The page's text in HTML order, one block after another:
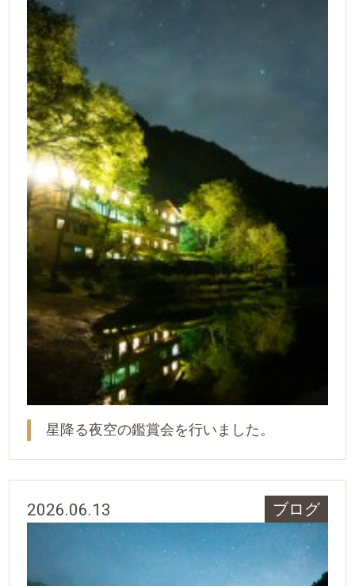
星降る夜空の鑑賞会を行いました。
2026.06.13 ブログ